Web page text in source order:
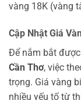
vàng 18K (vàng
Cập Nhật Giá
Để nắm bắt
Cần Thơ, việc
trọng. Giá vàng
nhiều yếu tố từ